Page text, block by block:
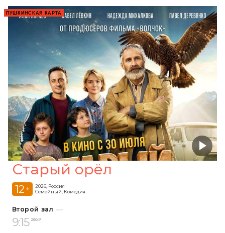
ПУШКИНСКАЯ КАРТА
Старый орёл
12 +
2026, Россия
Семейный, Комедия
Второй зал
9:15 250 ₽